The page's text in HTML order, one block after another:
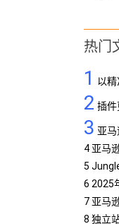
热门
1
以
定义亚
2 插
呈现品
3 亚
了…
4 亚马
5
6 2025
7 亚马
抢占先机
8 独立